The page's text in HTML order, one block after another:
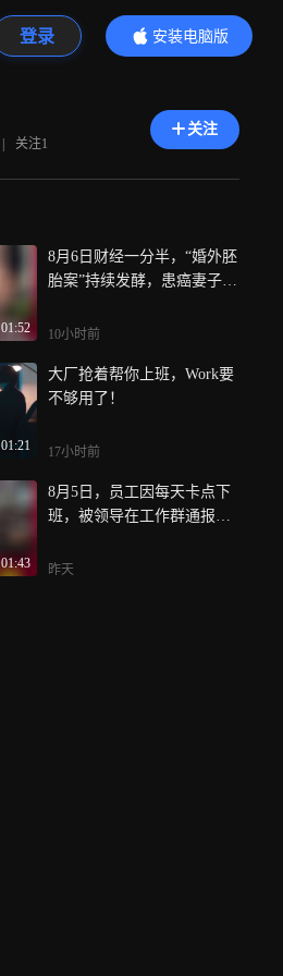
登录
安装电脑版
内容更精彩
| 关注1
关注
01:52
8月6日财经一分半，“婚外胚
胎案”持续发酵，患癌妻子首
面对质问，第三者称“我没
庭”，再来看看其他要闻，李
在明宣布进入“国家灾难状
台电器；现货黄金突破4300
10小时前
01:21
大厂抢着帮你上班，Work要
不够用了！
17小时前
01:43
8月5日，员工因每天卡点下
班，被领导在工作群通报批
合法，把加班当成理所当
昨天